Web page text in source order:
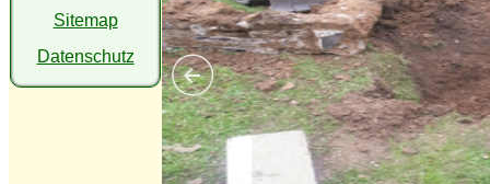
Sitemap
Datenschutz